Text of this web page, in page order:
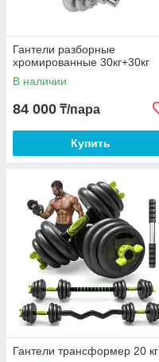
Гантели разборные
хромированные 30кг+30кг
В наличии
84 000 ₸/пара
Купить
Гантели трансформер 20 кг